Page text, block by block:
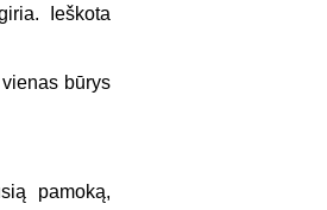
Ieškota
būrys
pamoką,